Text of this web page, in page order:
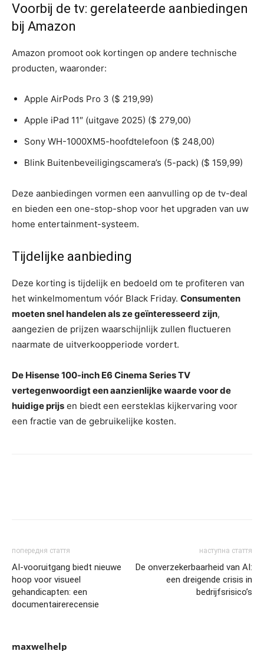
Voorbij de tv: gerelateerde aanbiedingen
bij Amazon
Amazon promoot ook kortingen op andere technische
producten, waaronder:
Apple AirPods Pro 3 ($ 219,99)
Apple iPad 11″ (uitgave 2025) ($ 279,00)
Sony WH-1000XM5-hoofdtelefoon ($ 248,00)
Blink Buitenbeveiligingscamera’s (5-pack) ($ 159,99)
Deze aanbiedingen vormen een aanvulling op de tv-deal
en bieden een one-stop-shop voor het upgraden van uw
home entertainment-systeem.
Tijdelijke aanbieding
Deze korting is tijdelijk en bedoeld om te profiteren van
het winkelmomentum vóór Black Friday. Consumenten
moeten snel handelen als ze geïnteresseerd zijn,
aangezien de prijzen waarschijnlijk zullen fluctueren
naarmate de uitverkoopperiode vordert.
De Hisense 100-inch E6 Cinema Series TV
vertegenwoordigt een aanzienlijke waarde voor de
huidige prijs en biedt een eersteklas kijkervaring voor
een fractie van de gebruikelijke kosten.
попередня стаття
AI-vooruitgang biedt nieuwe
hoop voor visueel
gehandicapten: een
documentairerecensie
наступна стаття
De onverzekerbaarheid van AI:
een dreigende crisis in
bedrijfsrisico’s
maxwelhelp